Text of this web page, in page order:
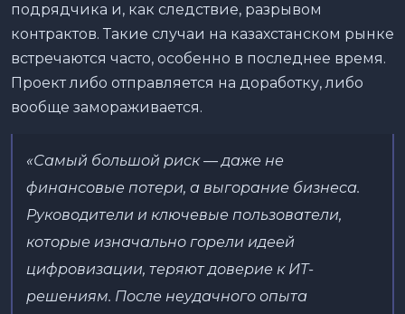
подрядчика и, как следствие, разрывом
контрактов. Такие случаи на казахстанском рынке
встречаются часто, особенно в последнее время.
Проект либо отправляется на доработку, либо
вообще замораживается.
«Самый большой риск — даже не
финансовые потери, а выгорание бизнеса.
Руководители и ключевые пользователи,
которые изначально горели идеей
цифровизации, теряют доверие к ИТ-
решениям. После неудачного опыта